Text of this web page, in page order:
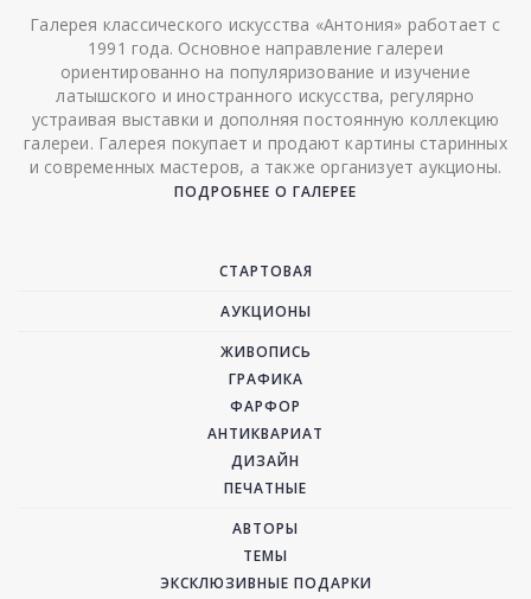
Галерея классического искусства «Антония» работает с
1991 года. Основное направление галереи
ориентированно на популяризование и изучение
латышского и иностранного искусства, регулярно
устраивая выставки и дополняя постоянную коллекцию
галереи. Галерея покупает и продают картины старинных
и современных мастеров, а также организует аукционы.
ПОДРОБНЕЕ О ГАЛЕРЕЕ
СТАРТОВАЯ
АУКЦИОНЫ
ЖИВОПИСЬ
ГРАФИКА
ФАРФОР
АНТИКВАРИАТ
ДИЗАЙН
ПЕЧАТНЫЕ
АВТОРЫ
ТЕМЫ
ЭКСКЛЮЗИВНЫЕ ПОДАРКИ